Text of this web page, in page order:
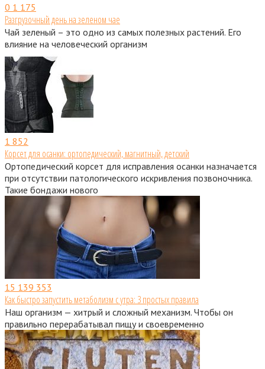
0 1 175
Разгрузочный день на зеленом чае
Чай зеленый – это одно из самых полезных растений. Его
влияние на человеческий организм
1 852
Корсет для осанки: ортопедический, магнитный, детский
Ортопедический корсет для исправления осанки назначается
при отсутствии патологического искривления позвоночника.
Такие бондажи нового
15 139 353
Как быстро запустить метаболизм с утра: 3 простых правила
Наш организм — хитрый и сложный механизм. Чтобы он
правильно перерабатывал пищу и своевременно